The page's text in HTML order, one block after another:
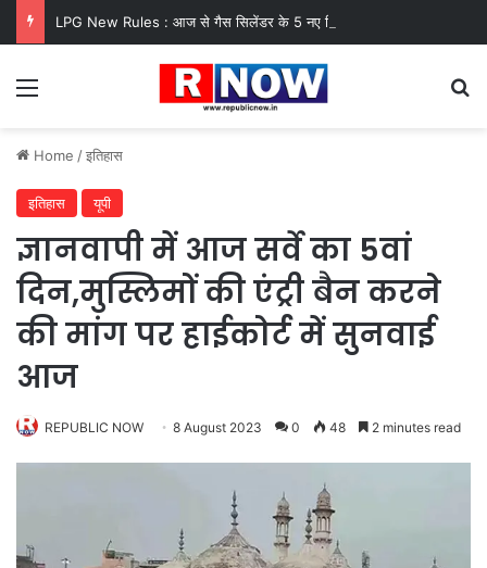
Menu
Home /इतिहास
इतिहास यूपी
ज्ञानवापी में आज सर्वे का 5वां
दिन,मुस्लिमों की एंट्री बैन करने
की मांग पर हाईकोर्ट में सुनवाई
आज
REPUBLIC NOW 8 August 2023 0 48 2 minutes read